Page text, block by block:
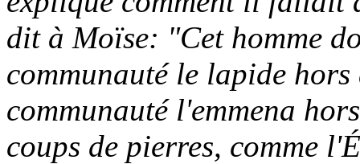
dit à Moïse: "Cet homme
communauté le lapide
communauté l'emmena
coups de pierres, comme